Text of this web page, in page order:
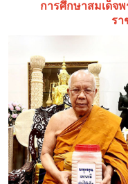
การศึกษาสมเด็จ
รา